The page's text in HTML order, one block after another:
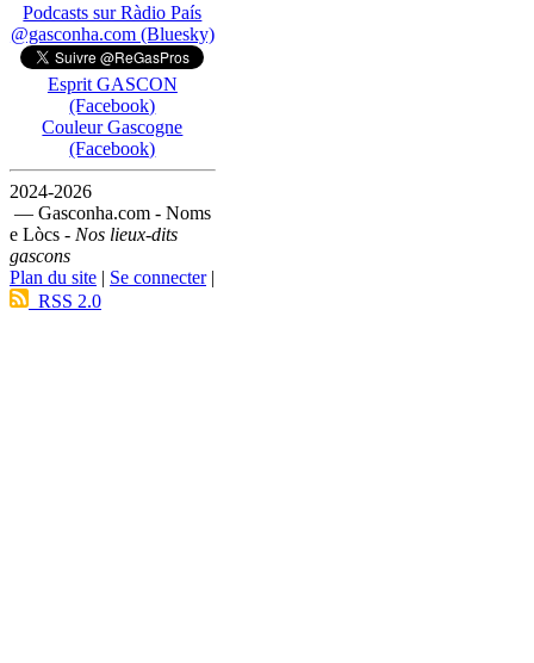
Podcasts sur Ràdio País
@gasconha.com (Bluesky)
Esprit GASCON
(Facebook)
Couleur Gascogne
(Facebook)
2024-2026
— Gasconha.com - Noms
e Lòcs - Nos lieux-dits
gascons
Plan du site | Se connecter|
RSS 2.0